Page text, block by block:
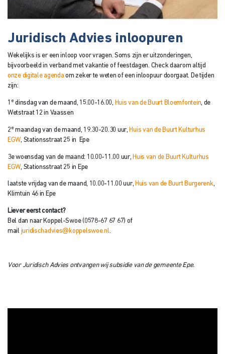
Juridisch Advies inloopuren
Wekelijks is er een inloop voor vragen. Soms zijn er uitzonderingen,
bijvoorbeeld in verband met vakantie of feestdagen. Check daarom altijd
onze digitale agenda om zeker te weten of een inloopuur doorgaat. De tijden
zijn:
1 e dinsdag van de maand, 15.00-16.00, Huis van de Buurt Bloemfontein, de
Wetstraat 12 in Vaassen
2e maandag van de maand, 19.30-20.30 uur, Huis van de Buurt Kulturhus
EGW, Stationsstraat 25 in Epe
3e woensdag van de maand: 10.00-11.00 uur, Huis van de Buurt Kulturhus
EGW , Stationsstraat 25 in Epe
laatste vrijdag van de maand, 10.00-11.00 uur, Huis van de Buurt Burgerenk,
Klimtuin 46 in Epe
Liever eerst contact?
Bel dan naar Koppel-Swoe (0578-67 67 67) of
mail juridischadvies@koppelswoe.nl.
Voor Juridisch Advies ontvangen wij subsidie van de gemeente Epe.